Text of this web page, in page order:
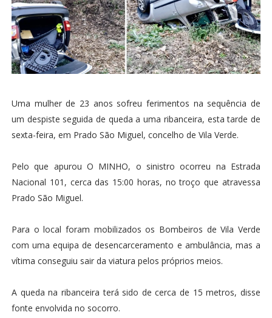
Uma mulher de 23 anos sofreu ferimentos na sequência de
um despiste seguida de queda a uma ribanceira, esta tarde de
sexta-feira, em Prado São Miguel, concelho de Vila Verde.
Pelo que apurou O MINHO, o sinistro ocorreu na Estrada
Nacional 101, cerca das 15:00 horas, no troço que atravessa
Prado São Miguel.
Para o local foram mobilizados os Bombeiros de Vila Verde
com uma equipa de desencarceramento e ambulância, mas a
vítima conseguiu sair da viatura pelos próprios meios.
A queda na ribanceira terá sido de cerca de 15 metros, disse
fonte envolvida no socorro.